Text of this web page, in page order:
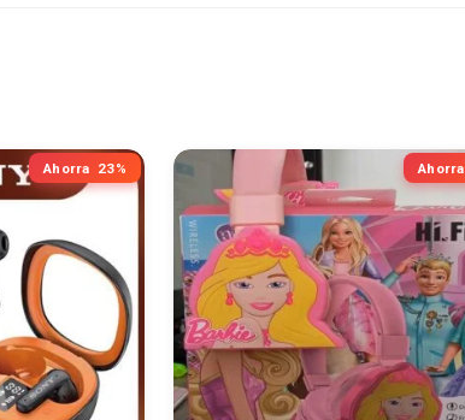
Ahorra 23% Ahorra